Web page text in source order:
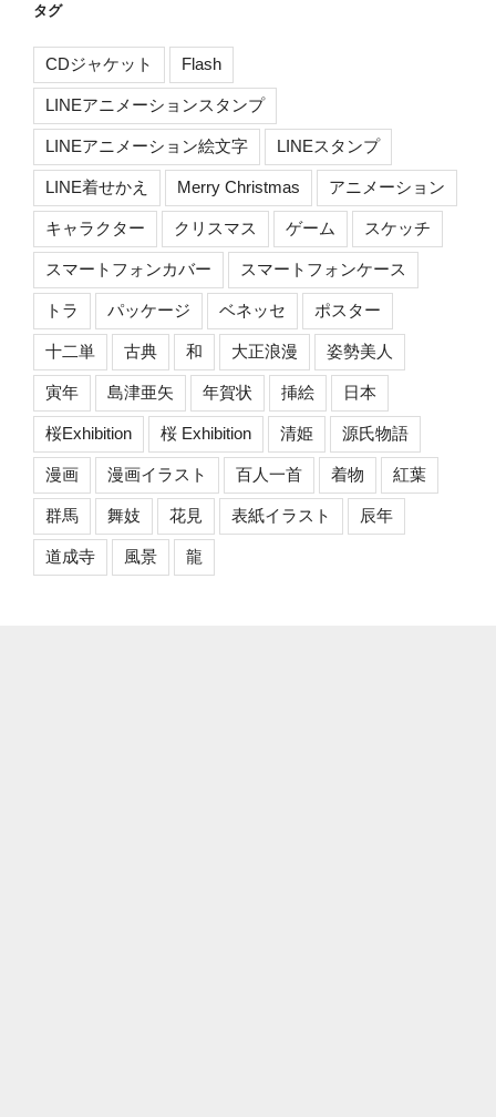
タグ
CDジャケット Flash
LINEアニメーションスタンプ
LINEアニメーション絵文字 LINEスタンプ
LINE着せかえ Merry Christmas アニメーション
キャラクター クリスマス ゲーム スケッチ
スマートフォンカバー スマートフォンケース
トラ パッケージ ベネッセ ポスター
十二単 古典 和 大正浪漫 姿勢美人
寅年 島津亜矢 年賀状 挿絵 日本
桜Exhibition 桜 Exhibition 清姫 源氏物語
漫画 漫画イラスト 百人一首 着物 紅葉
群馬 舞妓 花見 表紙イラスト 辰年
道成寺 風景 龍